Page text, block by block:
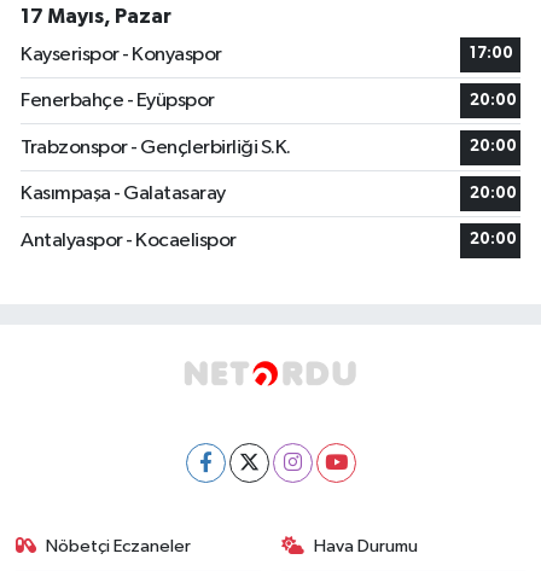
17 Mayıs, Pazar
Kayserispor - Konyaspor
17:00
Fenerbahçe - Eyüpspor 20:00
Trabzonspor - Gençlerbirliği S.K. 20:00
Kasımpaşa - Galatasaray 20:00
Antalyaspor - Kocaelispor 20:00
Nöbetçi Eczaneler Hava Durumu